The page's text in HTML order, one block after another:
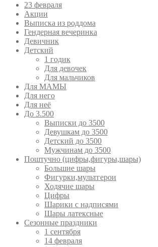
23 февраля
Акции
Выписка из роддома
Гендерная вечеринка
Девичник
Детский
1 годик
Для девочек
Для мальчиков
Для МАМЫ
Для него
Для неё
До 3.500
Выписки до 3500
Девушкам до 3500
Детский до 3500
Мужчинам до 3500
Поштучно (цифры,фигуры,шары)
Большие шары
Фигурки,мультгерои
Ходячие шары
Цифры
Шарики с надписями
Шары латексные
Сезонные праздники
1 сентября
14 февраля